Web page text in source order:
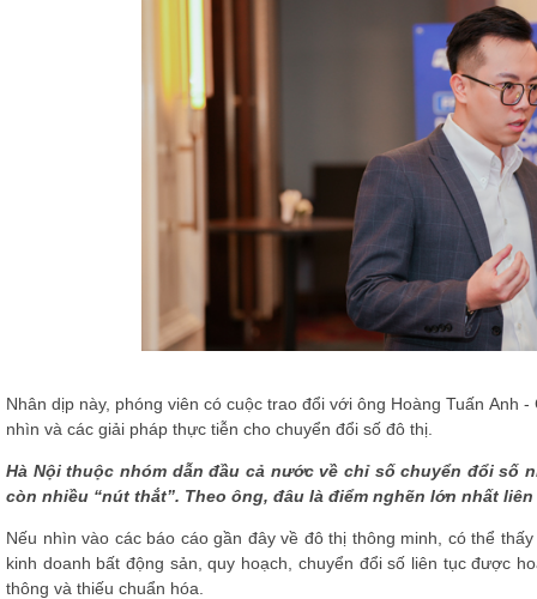
Nhân dịp này, phóng viên có cuộc trao đổi với ông Hoàng Tuấn Anh
nhìn và các giải pháp thực tiễn cho chuyển đổi số đô thị.
Hà Nội thuộc nhóm dẫn đầu cả nước về chỉ số chuyển đổi số
còn nhiều “nút thắt”. Theo ông, đâu là điểm nghẽn lớn nhất
Nếu nhìn vào các báo cáo gần đây về đô thị thông minh, có thể
kinh doanh bất động sản, quy hoạch, chuyển đổi số liên tục được
thông và thiếu chuẩn hóa.